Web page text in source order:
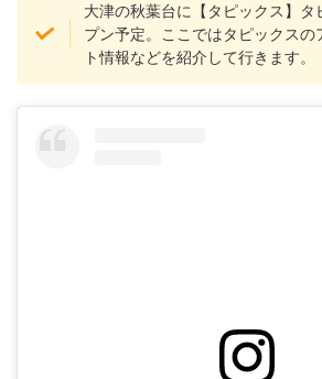
大津の秋葉台に【タピックス】タ
プン予定。ここではタピックスの
ト情報などを紹介して行きます。